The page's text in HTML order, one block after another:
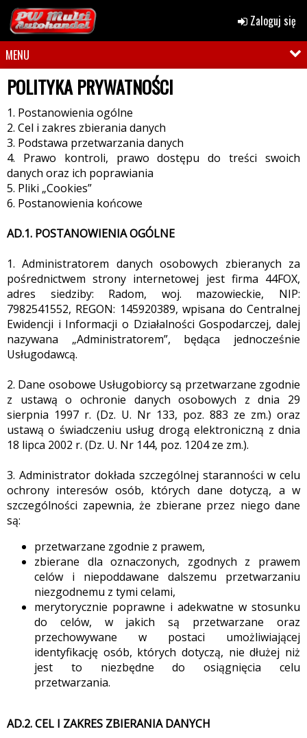
Zaloguj się
MENU
POLITYKA PRYWATNOŚCI
1. Postanowienia ogólne
2. Cel i zakres zbierania danych
3. Podstawa przetwarzania danych
4. Prawo kontroli, prawo dostępu do treści swoich
danych oraz ich poprawiania
5. Pliki „Cookies”
6. Postanowienia końcowe
AD.1. POSTANOWIENIA OGÓLNE
1. Administratorem danych osobowych zbieranych za
pośrednictwem strony internetowej jest firma 44FOX,
adres siedziby: Radom, woj. mazowieckie, NIP:
7982541552, REGON: 145920389, wpisana do Centralnej
Ewidencji i Informacji o Działalności Gospodarczej, dalej
nazywana „Administratorem”, będąca jednocześnie
Usługodawcą.
2. Dane osobowe Usługobiorcy są przetwarzane zgodnie
z ustawą o ochronie danych osobowych z dnia 29
sierpnia 1997 r. (Dz. U. Nr 133, poz. 883 ze zm.) oraz
ustawą o świadczeniu usług drogą elektroniczną z dnia
18 lipca 2002 r. (Dz. U. Nr 144, poz. 1204 ze zm.).
3. Administrator dokłada szczególnej staranności w celu
ochrony interesów osób, których dane dotyczą, a w
szczególności zapewnia, że zbierane przez niego dane
są:
przetwarzane zgodnie z prawem,
zbierane dla oznaczonych, zgodnych z prawem
celów i niepoddawane dalszemu przetwarzaniu
niezgodnemu z tymi celami,
merytorycznie poprawne i adekwatne w stosunku
do celów, w jakich są przetwarzane oraz
przechowywane w postaci umożliwiającej
identyfikację osób, których dotyczą, nie dłużej niż
jest to niezbędne do osiągnięcia celu
przetwarzania.
AD.2. CEL I ZAKRES ZBIERANIA DANYCH